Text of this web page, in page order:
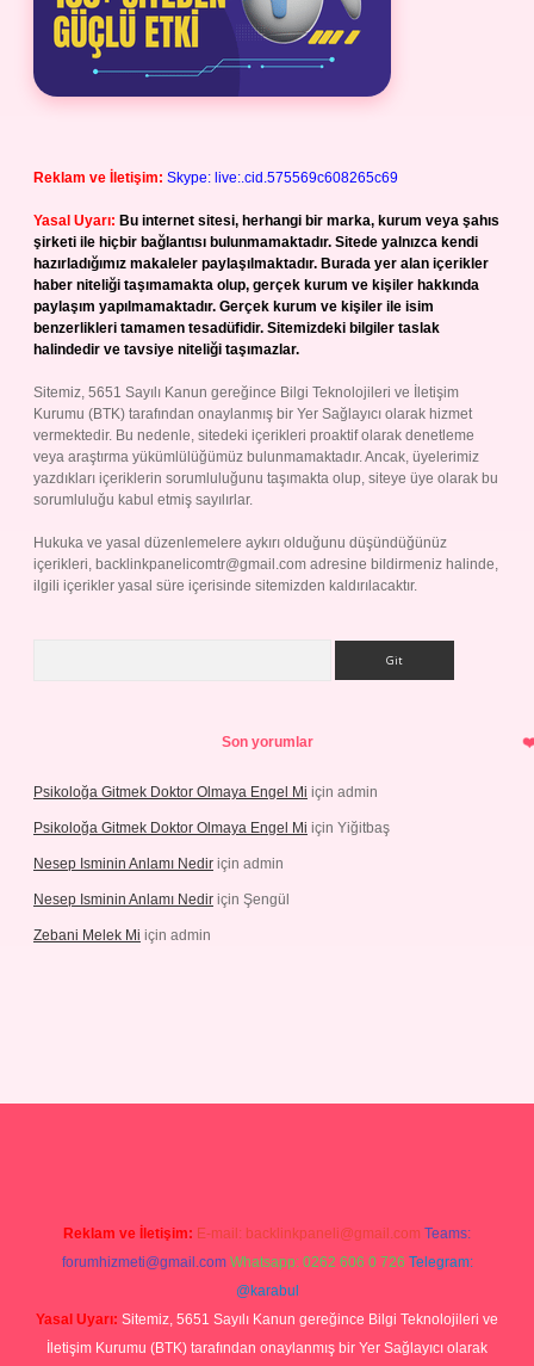
Reklam ve İletişim: Skype: live:.cid.575569c608265c69
Yasal Uyarı: Bu internet sitesi, herhangi bir marka, kurum veya şahıs
şirketi ile hiçbir bağlantısı bulunmamaktadır. Sitede yalnızca kendi
hazırladığımız makaleler paylaşılmaktadır. Burada yer alan içerikler
haber niteliği taşımamakta olup, gerçek kurum ve kişiler hakkında
paylaşım yapılmamaktadır. Gerçek kurum ve kişiler ile isim
benzerlikleri tamamen tesadüfidir. Sitemizdeki bilgiler taslak
halindedir ve tavsiye niteliği taşımazlar.
Sitemiz, 5651 Sayılı Kanun gereğince Bilgi Teknolojileri ve İletişim
Kurumu (BTK) tarafından onaylanmış bir Yer Sağlayıcı olarak hizmet
vermektedir. Bu nedenle, sitedeki içerikleri proaktif olarak denetleme
veya araştırma yükümlülüğümüz bulunmamaktadır. Ancak, üyelerimiz
yazdıkları içeriklerin sorumluluğunu taşımakta olup, siteye üye olarak bu
sorumluluğu kabul etmiş sayılırlar.
Hukuka ve yasal düzenlemelere aykırı olduğunu düşündüğünüz
içerikleri, backlinkpanelicomtr@gmail.com adresine bildirmeniz halinde,
ilgili içerikler yasal süre içerisinde sitemizden kaldırılacaktır.
Son yorumlar
Psikoloğa Gitmek Doktor Olmaya Engel Mi için admin
Psikoloğa Gitmek Doktor Olmaya Engel Mi için Yiğitbaş
Nesep Isminin Anlamı Nedir için admin
Nesep Isminin Anlamı Nedir için Şengül
Zebani Melek Mi için admin
Reklam ve İletişim: E-mail: backlinkpaneli@gmail.com Teams:
forumhizmeti@gmail.com Whatsapp: 0262 606 0 726 Telegram:
@karabul
Yasal Uyarı: Sitemiz, 5651 Sayılı Kanun gereğince Bilgi Teknolojileri ve
İletişim Kurumu (BTK) tarafından onaylanmış bir Yer Sağlayıcı olarak